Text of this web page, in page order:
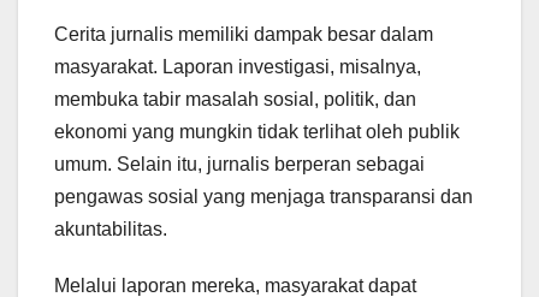
Cerita jurnalis memiliki dampak besar dalam
masyarakat. Laporan investigasi, misalnya,
membuka tabir masalah sosial, politik, dan
ekonomi yang mungkin tidak terlihat oleh publik
umum. Selain itu, jurnalis berperan sebagai
pengawas sosial yang menjaga transparansi dan
akuntabilitas.
Melalui laporan mereka, masyarakat dapat